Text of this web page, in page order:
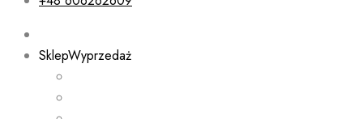
SklepWyprzedaż